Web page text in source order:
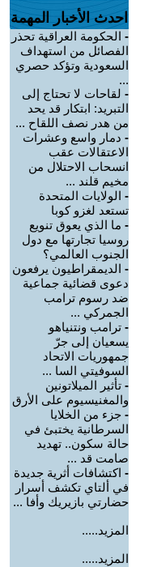
احدث الأخبار المهمة
- الحكومة العراقية تحذر
الفصائل من استهداف
السعودية وتؤكد حصري
...
- لقاحات لا تحتاج إلى
التبريد: ابتكار قد يحد
من هدر نصف اللقاح ...
- دمار واسع وعشرات
الاعتقالات عقب
انسحاب الاحتلال من
مخيم قلند ...
- الولايات المتحدة
تستعد لغزو كوبا
- ما الذي يعوق تنويع
روسيا تجارتها مع دول
الجنوب العالمي؟
- الديمقراطيون يرفعون
دعوى قضائية جماعية
ضد رسوم ترامب
الجمركي ...
- ترامب ونتنياهو
يسعيان إلى جرّ
جمهوريات الاتحاد
السوفيتي السا ...
- تأثير الميلاتونين
والمغنيسيوم على الأرق
- جزء من الخلايا
السرطانية يختبئ في
حالة سكون.. تهديد
صامت قد ...
- اكتشافات أثرية جديدة
في ألتاي تكشف أسرار
حضارتي بازيريك وأفا ...
المزيد.....
المزيد.....